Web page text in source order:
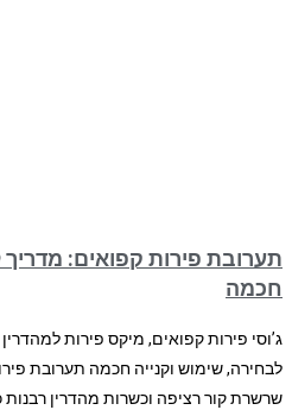
תערובת פירות קפואים: מדריך
חכמה
ג’וסי פירות קפואים, מיקס פירות
שרשרת קור רציפה וכשרות מהדרין רבנות